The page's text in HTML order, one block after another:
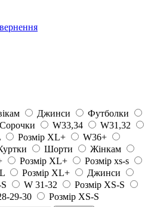
Джинси
Футболки
Сорочки W33,34
W31,32
Розмір XL+
W36+
Шорти
Жінкам
Розмір XL+
Розмір xs-s
Розмір XL+
Джинси
W 31-32
Розмір XS-S
29-30 Розмір XS-S